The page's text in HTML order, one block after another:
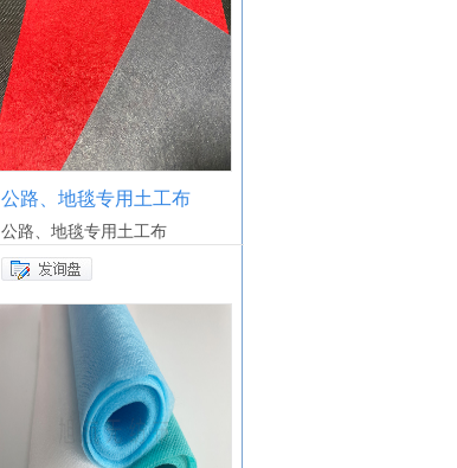
公路、地毯专用土工布
公路、地毯专用土工布